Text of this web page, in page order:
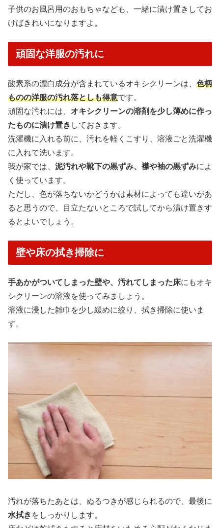
子供のお風呂用のおもちゃなども、一緒に漬け置きしてお
けばきれいになりますよ。
頑固な洋服の汚れに
酸素系の漂白成分が含まれているオキシクリーンは、 色柄
ものの洋服の汚れ落としも得意です。
頑固な汚れには、 オキシクリーンの溶剤を少し薄めに作っ
たものに漬け置き しておきます。
洗濯機に入れる前に、汚れを軽くこすり、溶液ごと洗濯機
に入れて洗います。
我が家では、 泥汚れや靴下の黒ずみ、襟や袖の黒ずみによ
く使っています。
ただし、色が落ちないかどうかは素材によっても違いがあ
ると思うので、目立たないところで試してから漬け置きす
るとよいでしょう。
壁や床の拭き掃除に
手あかがついてしまった壁や、汚れてしまった床にもオキ
シクリーンの溶液を使ってみましょう。
溶液に浸した雑巾を少し緩めに絞り、拭き掃除に使いま
す。
汚れが落ちたあとは、ぬるつきが感じられるので、最後に
水拭き をしっかりします。